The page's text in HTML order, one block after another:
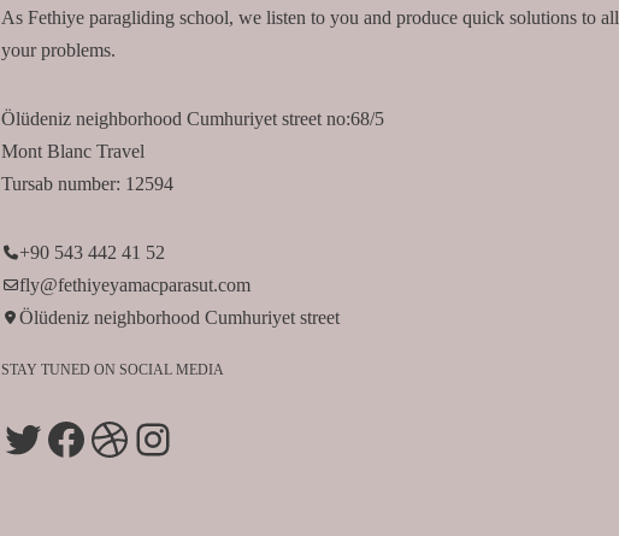
As Fethiye paragliding school, we listen to you and produce quick solutions to all
your problems.
Ölüdeniz neighborhood Cumhuriyet street no:68/5
Mont Blanc Travel
Tursab number: 12594
+90 543 442 41 52
fly@fethiyeyamacparasut.com
Ölüdeniz neighborhood Cumhuriyet street
STAY TUNED ON SOCIAL MEDIA